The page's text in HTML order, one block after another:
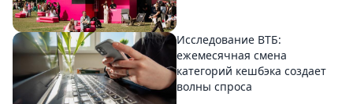
Исследование ВТБ:
ежемесячная смена
категорий кешбэка создает
волны спроса